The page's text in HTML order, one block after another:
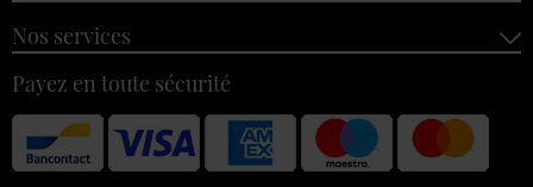
Nos services
Payez en toute sécurité